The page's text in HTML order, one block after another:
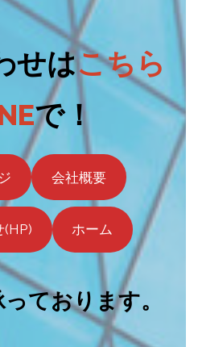
せはこちら
で！
会社概要
(HP) ホーム
ております。